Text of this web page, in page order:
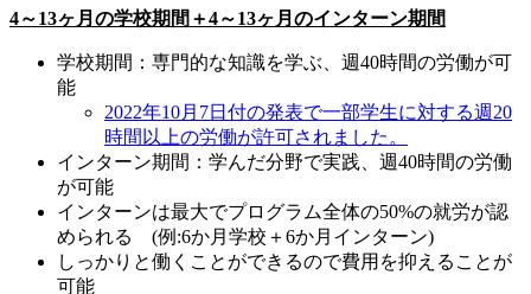
4～13ヶ月の学校期間＋4～13ヶ月のインターン期間
学校期間：専門的な知識を学ぶ、週40時間の労働が可
能
2022年10月7日付の発表で一部学生に対する週20
時間以上の労働が許可されました。
インターン期間：学んだ分野で実践、週40時間の労働
が可能
インターンは最大でプログラム全体の50%の就労が認
められる
(例:6か月学校＋6か月インターン)
しっかりと働くことができるので費用を抑えることが
可能